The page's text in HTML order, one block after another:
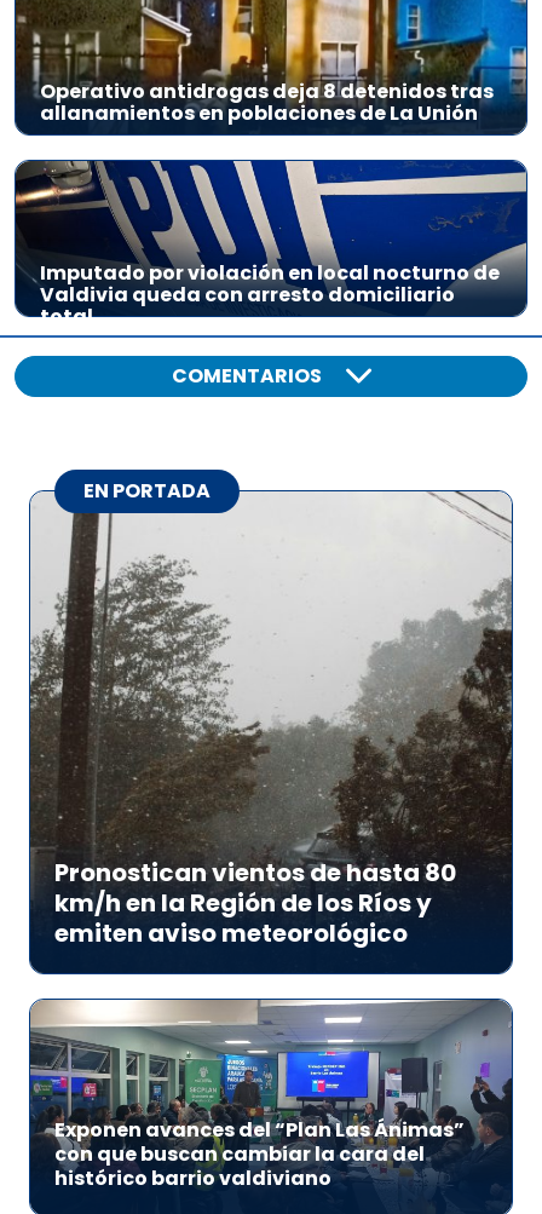
Operativo antidrogas deja 8 detenidos tras
allanamientos en poblaciones de La Unión
Imputado por violación en local nocturno de
Valdivia queda con arresto domiciliario
total
COMENTARIOS
EN PORTADA
Pronostican vientos de hasta 80
km/h en la Región de los Ríos y
emiten aviso meteorológico
Exponen avances del “Plan Las Ánimas”
con que buscan cambiar la cara del
histórico barrio valdiviano